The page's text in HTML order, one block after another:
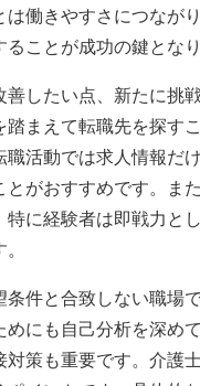
働きやすさにつなが
ことが成功の鍵となり
したい点、新たに挑
まえて転職先を探す
活動では求人情報だ
がおすすめです。ま
に経験者は即戦力と
件と合致しない職場
にも自己分析を深め
策も重要です。介護